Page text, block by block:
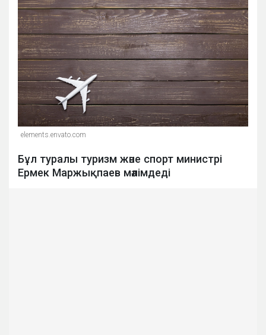
elements.envato.com
Бұл туралы туризм және спорт министрі
Ермек Маржықпаев мәлімдеді